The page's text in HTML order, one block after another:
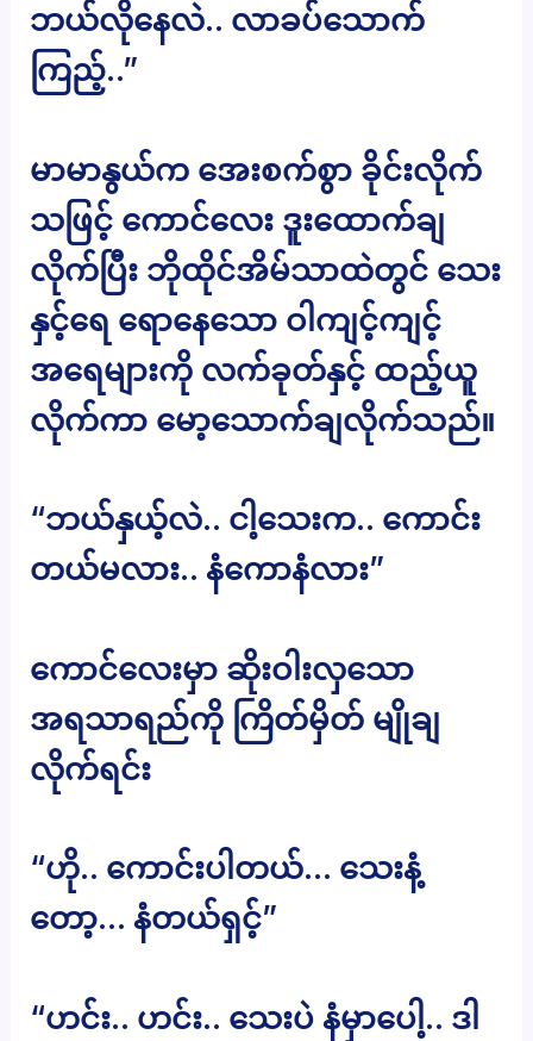
ဘယ်လိုနေလဲ.. လာခပ်သောက်
ကြည့်..”
မာမာနွယ်က အေးစက်စွာ ခိုင်းလိုက်
သဖြင့် ကောင်လေး ဒူးထောက်ချ
လိုက်ပြီး ဘိုထိုင်အိမ်သာထဲတွင် သေး
နှင့်ရေ ရောနေသော ဝါကျင့်ကျင့်
အရေများကို လက်ခုတ်နှင့် ထည့်ယူ
လိုက်ကာ မော့သောက်ချလိုက်သည်။
“ဘယ်နှယ့်လဲ.. ငါ့သေးက.. ကောင်း
တယ်မလား.. နံကောနံလား”
ကောင်လေးမှာ ဆိုးဝါးလှသော
အရသာရည်ကို ကြိတ်မှိတ် မျိုချ
လိုက်ရင်း
“ဟို.. ကောင်းပါတယ်… သေးနံ့
တော့… နံတယ်ရှင့်”
“ဟင်း.. ဟင်း.. သေးပဲ နံမှာပေါ့.. ဒါ